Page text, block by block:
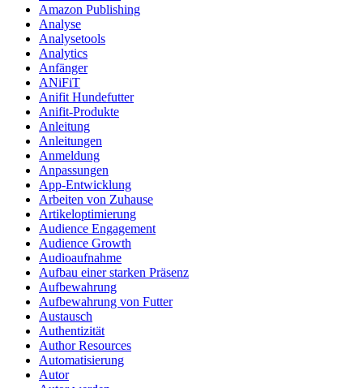
Amazon Publishing
Analyse
Analysetools
Analytics
Anfänger
ANiFiT
Anifit Hundefutter
Anifit-Produkte
Anleitung
Anleitungen
Anmeldung
Anpassungen
App-Entwicklung
Arbeiten von Zuhause
Artikeloptimierung
Audience Engagement
Audience Growth
Audioaufnahme
Aufbau einer starken Präsenz
Aufbewahrung
Aufbewahrung von Futter
Austausch
Authentizität
Author Resources
Automatisierung
Autor